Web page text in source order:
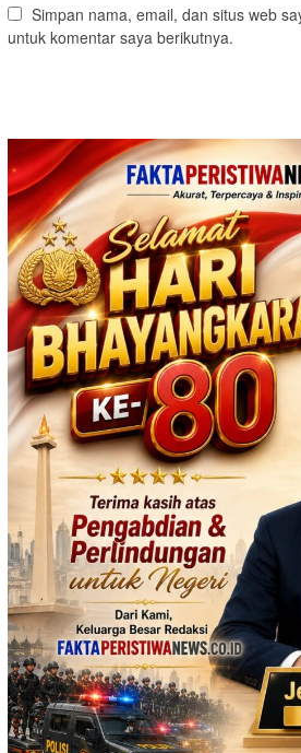
Simpan nama, email, dan situs web
untuk komentar saya berikutnya.